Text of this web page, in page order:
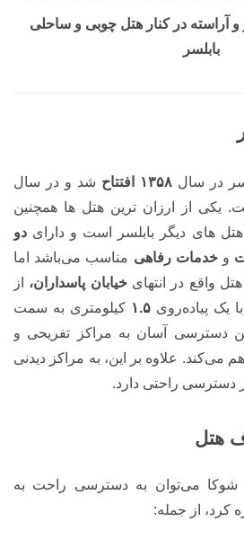
در کنار هتل چوبی و ساحلی
بابلسر
در سال ۱۳۵۸ افتتاح
شد و در سال
یکی از ارزان ترین هتل ها همچنین
های دیگر بابلسر است و دارای دو
وخدمات رفاهی مناسب می‌باشد اما
واقع در انتهایخیابان پاسداران، از
یک پیاده‌روی ۱.۵ کیلومتری به سمت
دسترسی آسان به مراکز تفریحی و
می‌کند. علاوه بر این، به مراکز دیدنی
دسترسی راحتی دارد.
هتل
شوکا می‌توان به دسترسی راحت به
کرد، از جمله: